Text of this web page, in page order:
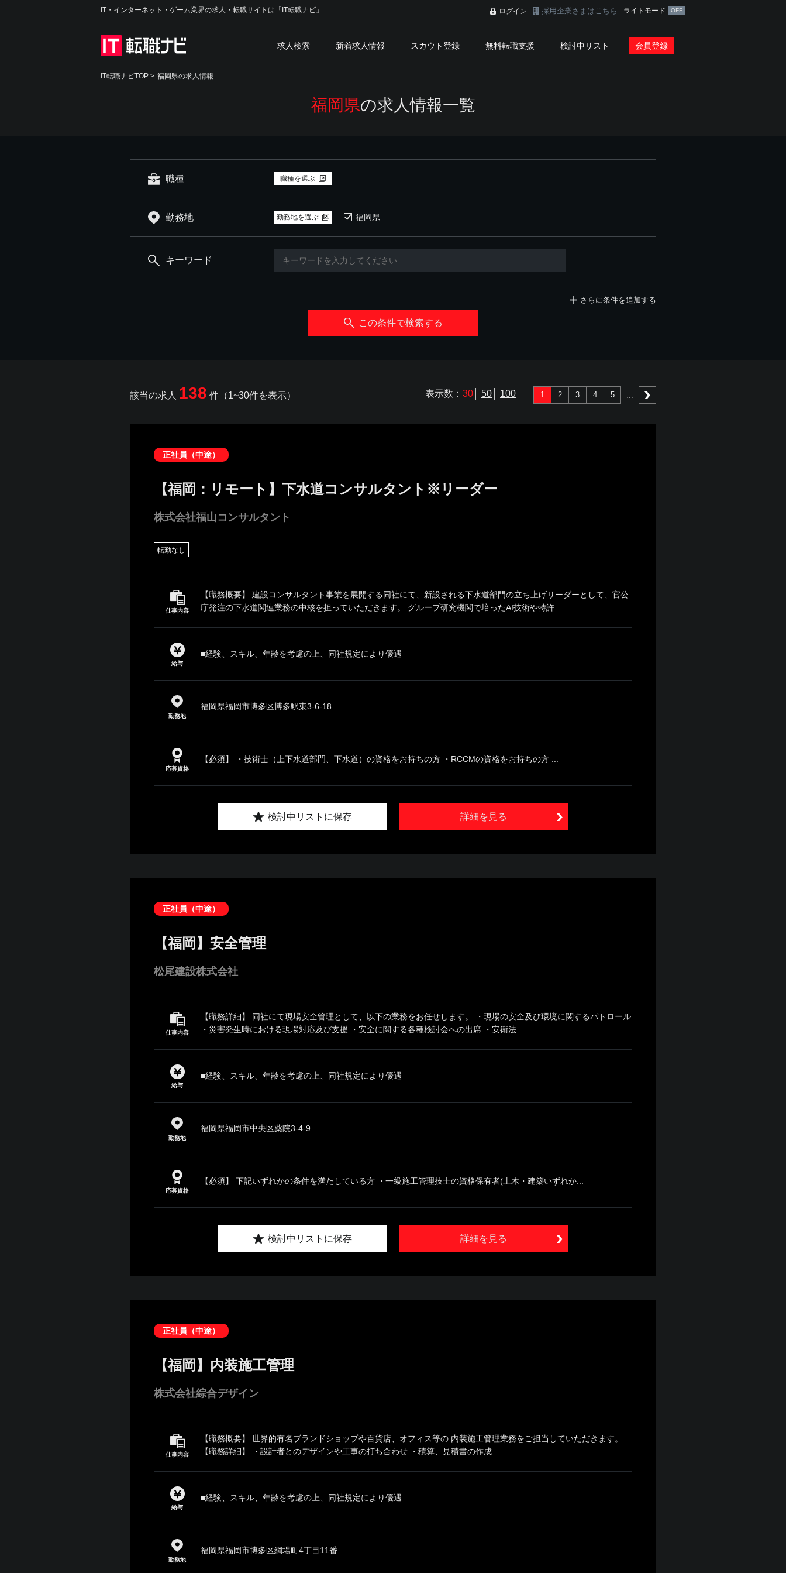
IT・インターネット・ゲーム業界の求人・転職サイトは「IT転職ナビ」 ログイン 採用企業さまはこちら ライトモード
求人検索 新着求人情報 スカウト登録 無料転職支援 検討中リスト 会員登録
IT転職ナビTOP > 福岡県の求人情報
福岡県の求人情報一覧
職種 職種を選ぶ
勤務地 勤務地を選ぶ 福岡県
キーワード
さらに条件を追加する
この条件で検索する
該当の求人 138 件（1~30件を表示） 表示数： 30 50 100 1 2 3 4 5
正社員（中途）
【福岡：リモート】下水道コンサルタント※リーダー
株式会社福山コンサルタント
転勤なし
仕事内容
【職務概要】 建設コンサルタント事業を展開する同社にて、新設される下水道部門の立ち上げリーダーとして、官公
庁発注の下水道関連業務の中核を担っていただきます。 グループ研究機関で培ったAI技術や特許...
給与
■経験、スキル、年齢を考慮の上、同社規定により優遇
勤務地
福岡県福岡市博多区博多駅東3-6-18
応募資格
【必須】 ・技術士（上下水道部門、下水道）の資格をお持ちの方 ・RCCMの資格をお持ちの方 ...
詳細を見る
検討中リストに保存
正社員（中途）
【福岡】安全管理
松尾建設株式会社
仕事内容
【職務詳細】 同社にて現場安全管理として、以下の業務をお任せします。 ・現場の安全及び環境に関するパトロール
・災害発生時における現場対応及び支援 ・安全に関する各種検討会への出席 ・安衛法...
給与
■経験、スキル、年齢を考慮の上、同社規定により優遇
勤務地
福岡県福岡市中央区薬院3-4-9
応募資格
【必須】 下記いずれかの条件を満たしている方 ・一級施工管理技士の資格保有者(土木・建築いずれか...
詳細を見る
検討中リストに保存
正社員（中途）
【福岡】内装施工管理
株式会社綜合デザイン
仕事内容
【職務概要】 世界的有名ブランドショップや百貨店、オフィス等の 内装施工管理業務をご担当していただきます。
【職務詳細】 ・設計者とのデザインや工事の打ち合わせ ・積算、見積書の作成 ...
給与
■経験、スキル、年齢を考慮の上、同社規定により優遇
勤務地
福岡県福岡市博多区綱場町4丁目11番